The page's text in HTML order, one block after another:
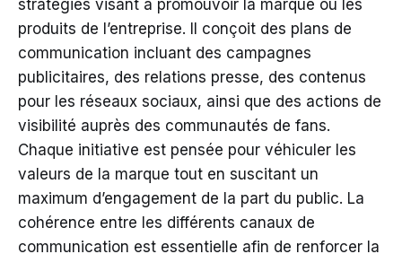
stratégies visant à promouvoir la marque ou les
produits de l’entreprise. Il conçoit des plans de
communication incluant des campagnes
publicitaires, des relations presse, des contenus
pour les réseaux sociaux, ainsi que des actions de
visibilité auprès des communautés de fans.
Chaque initiative est pensée pour véhiculer les
valeurs de la marque tout en suscitant un
maximum d’engagement de la part du public. La
cohérence entre les différents canaux de
communication est essentielle afin de renforcer la